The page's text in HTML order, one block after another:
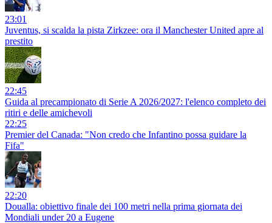
23:01
Juventus, si scalda la pista Zirkzee: ora il Manchester United apre al
prestito
22:45
Guida al precampionato di Serie A 2026/2027: l'elenco completo dei
ritiri e delle amichevoli
22:25
Premier del Canada: "Non credo che Infantino possa guidare la
Fifa"
22:20
Doualla: obiettivo finale dei 100 metri nella prima giornata dei
Mondiali under 20 a Eugene